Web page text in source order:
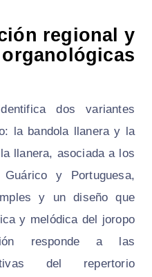
regional y
dos variantes
la bandola llanera y la
llanera, asociada a los
y Portuguesa,
y un diseño que
y melódica del joropo
responde a las
del repertorio